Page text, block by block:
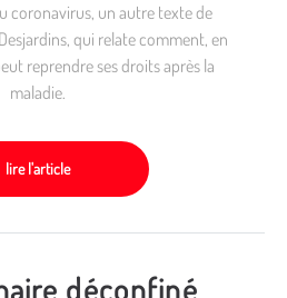
coronavirus, un autre texte de
qui relate comment, en
reprendre ses droits après la
maladie.
lire l'article
déconfiné